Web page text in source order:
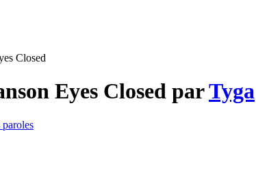
Closed
Eyes Closed parTyga
paroles